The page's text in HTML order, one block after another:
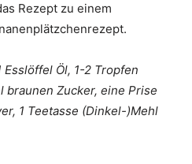
Rezept zu einem
Öl, 1-2 Tropfen
braunen Zucker, eine Prise
1 Teetasse (Dinkel-)Mehl